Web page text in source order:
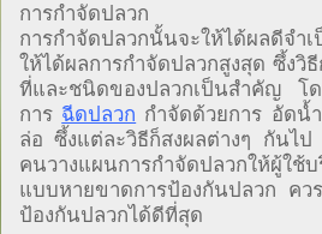
การกำจัดปลวก
การกำจัดปลวกนั้นจะให้ได้ผลดีจำเ
ให้ได้ผลการกำจัดปลวกสูงสุด ซึ้งวิ
ที่และชนิดของปลวกเป็นสำคัญ โ
การ ฉีดปลวก กำจัดด้วยการ อัดน้
ล่อ ซึ้งแต่ละวิธีก็สงผลต่างๆ กันไป
คนวางแผนการกำจัดปลวกให้ผู้ใ
แบบหายขาดการป้องกันปลวก คว
ป้องกันปลวกได้ดีที่สุด